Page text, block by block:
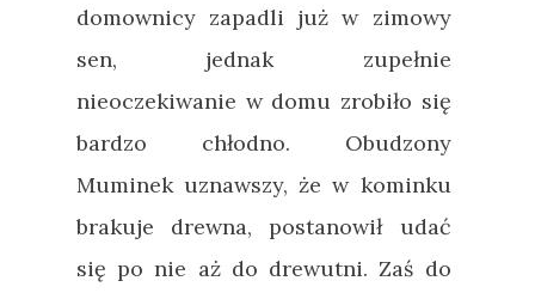
domownicy zapadli już w zimowy
sen, jednak zupełnie
nieoczekiwanie w domu zrobiło się
bardzo chłodno. Obudzony
Muminek uznawszy, że w kominku
brakuje drewna, postanowił udać
się po nie aż do drewutni. Zaś do